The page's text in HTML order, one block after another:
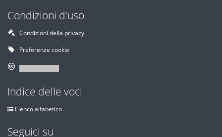
Condizioni d'uso
Condizioni della privacy
Preferenze cookie
Indice delle voci
Elenco alfabetico
Seguici su